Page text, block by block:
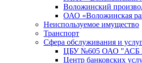
Воложинский
ОАО «Воложинская
Неиспользуемое имущество
Транспорт
Сфера обслуживания и
ЦБУ №605 ОАО "АСБ
Центр банковских